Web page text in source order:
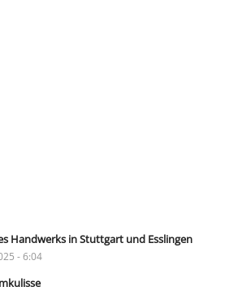
Handwerks in Stuttgart und Esslingen
- 6:04